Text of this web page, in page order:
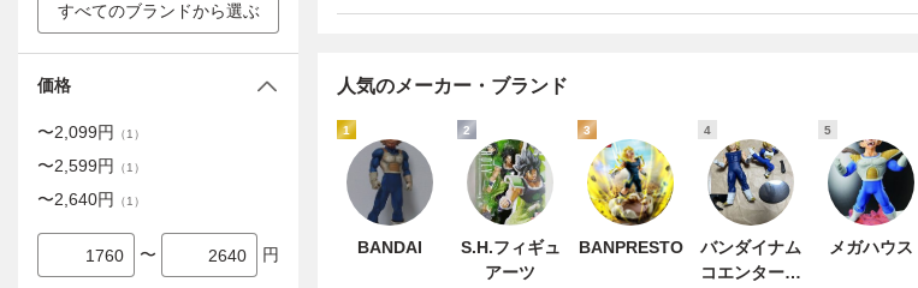
人気のメーカー・ブランド
1
BANDAI
2
S.H.フィギュ
アーツ
3
BANPRESTO
4
バンダイナム
コエンターテ
5
メガハウス
すべてのブランドから選ぶ
価格
〜2,099円 （1 ）
〜2,599円 （1 ）
〜2,640円 （1 ）
〜 円